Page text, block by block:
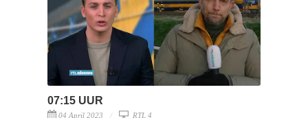
07:15 UUR
04 April 2023 RTL 4